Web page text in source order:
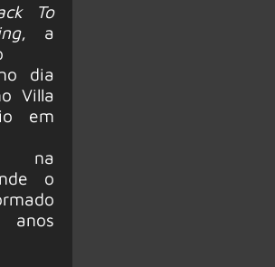
To
, a
dia
Villa
em
na
o
anos